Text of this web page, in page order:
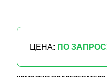
ЦЕНА: ПО